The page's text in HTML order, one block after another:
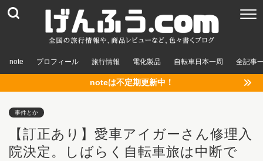
note プロフィール 旅行情報 電化製品 自転車日本一周 全記事
noteは不定期更新中！
事件とか
【訂正あり】愛車アイガーさん修理入
院決定。しばらく自転車旅は中断で